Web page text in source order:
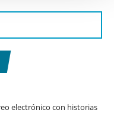
electrónico con historias